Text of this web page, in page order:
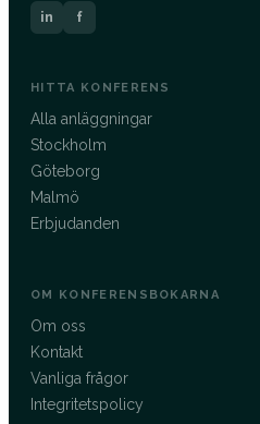
in f
HITTA KONFERENS
Alla anläggningar
Stockholm
Göteborg
Malmö
Erbjudanden
OM KONFERENSBOKARNA
Om oss
Kontakt
Vanliga frågor
Integritetspolicy